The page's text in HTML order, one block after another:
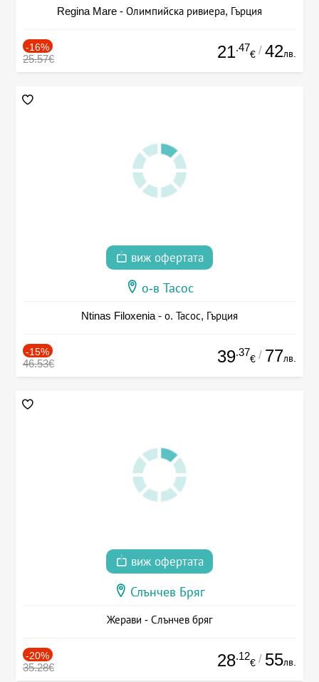
Regina Mare - Олимпийска ривиера, Гърция
-16%
25.57€ 21.47
€ / 42лв.
виж офертата
о-в Тасос
Ntinas Filoxenia - о. Тасос, Гърция
-15%
46.53€ 39.37
€ / 77лв.
виж офертата
Слънчев Бряг
Жерави - Слънчев бряг
-20%
35.28€ 28.12
€ / 55лв.